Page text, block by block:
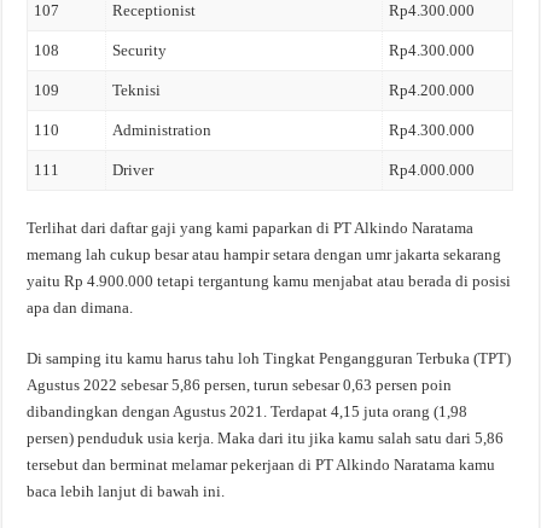
107 Receptionist Rp4.300.000
108 Security Rp4.300.000
109 Teknisi Rp4.200.000
110 Administration Rp4.300.000
111 Driver Rp4.000.000
Terlihat dari daftar gaji yang kami paparkan di PT Alkindo Naratama
memang lah cukup besar atau hampir setara dengan umr jakarta sekarang
yaitu Rp 4.900.000 tetapi tergantung kamu menjabat atau berada di posisi
apa dan dimana.
Di samping itu kamu harus tahu loh Tingkat Pengangguran Terbuka (TPT)
Agustus 2022 sebesar 5,86 persen, turun sebesar 0,63 persen poin
dibandingkan dengan Agustus 2021. Terdapat 4,15 juta orang (1,98
persen) penduduk usia kerja. Maka dari itu jika kamu salah satu dari 5,86
tersebut dan berminat melamar pekerjaan di PT Alkindo Naratama kamu
baca lebih lanjut di bawah ini.